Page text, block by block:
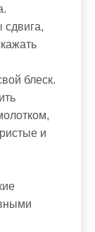
сдвига,
блеск.
и